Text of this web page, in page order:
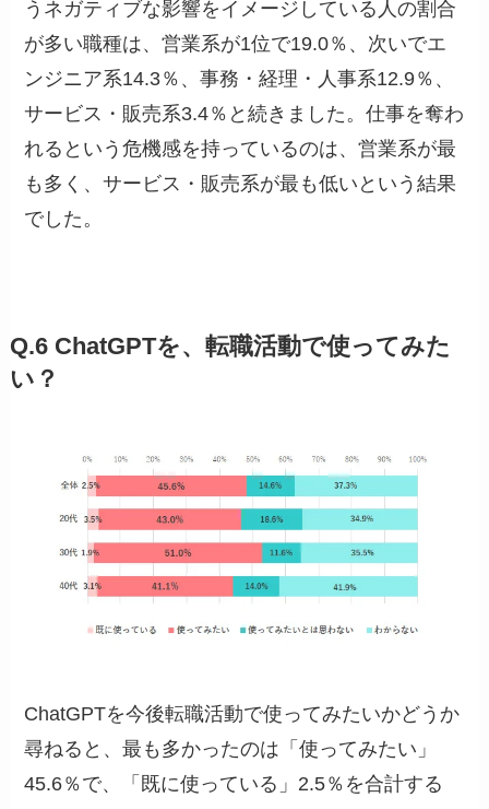
うネガティブな影響をイメージしている人の割合
が多い職種は、営業系が1位で19.0％、次いでエ
ンジニア系14.3％、事務・経理・人事系12.9％、
サービス・販売系3.4％と続きました。仕事を奪わ
れるという危機感を持っているのは、営業系が最
も多く、サービス・販売系が最も低いという結果
でした。
Q.6 ChatGPTを、転職活動で使ってみた
い？
ChatGPTを今後転職活動で使ってみたいかどうか
尋ねると、最も多かったのは「使ってみたい」
45.6％で、「既に使っている」2.5％を合計する